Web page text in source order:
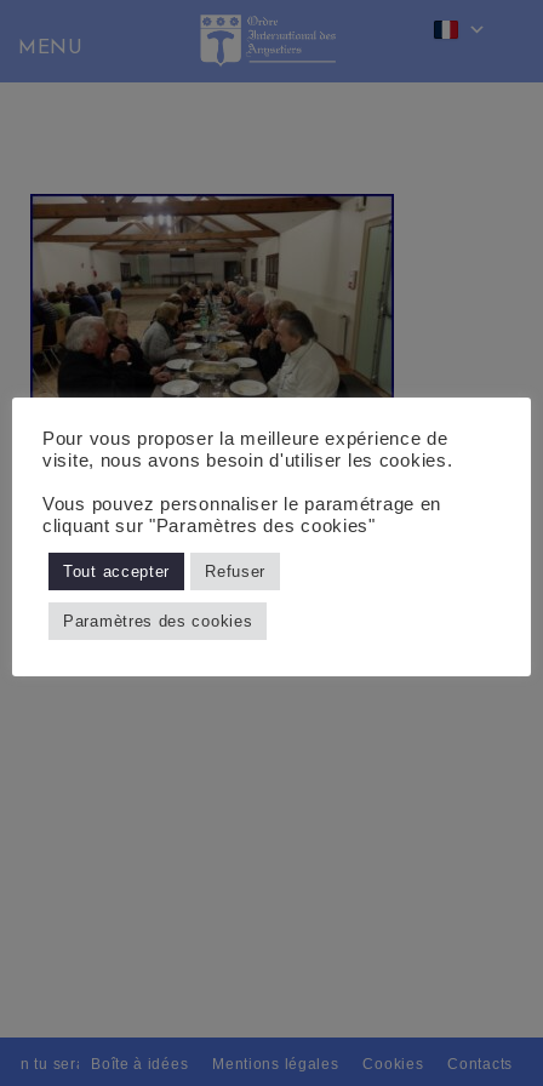
content
OLYMPUS DIGITAL CAMERA
tu seras, Pour tous avec discernement. // L'amitié tu
Boîte à idées Mentions légales Cookies Contacts
Pour vous proposer la meilleure expérience de
visite, nous avons besoin d'utiliser les cookies.
Vous pouvez personnaliser le paramétrage en
cliquant sur "Paramètres des cookies"
Tout accepter Refuser
Paramètres des cookies